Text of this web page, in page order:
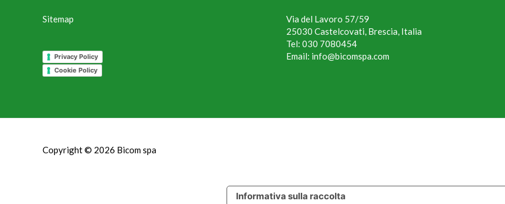
Sitemap
Privacy Policy
Cookie Policy
Via del Lavoro 57/59
25030 Castelcovati, Brescia, Italia
Tel:030 7080454
Email: info@bicomspa.com
Copyright © 2026 Bicom spa
Informativa sulla raccolta